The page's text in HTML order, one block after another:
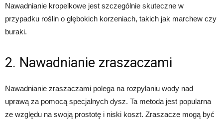
Nawadnianie kropelkowe jest szczególnie skuteczne w
przypadku roślin o głębokich korzeniach, takich jak marchew czy
buraki.
2. Nawadnianie zraszaczami
Nawadnianie zraszaczami polega na rozpylaniu wody nad
uprawą za pomocą specjalnych dysz. Ta metoda jest popularna
ze względu na swoją prostotę i niski koszt. Zraszacze mogą być